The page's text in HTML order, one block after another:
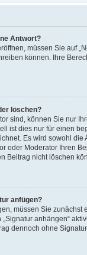
Antwort?
müssen Sie auf
können. Ihre
löschen?
sind, können Sie nur
ist dies nur für einen
Es wird sowohl
oder Moderator Ihren
Beitrag nicht löschen
anfügen?
müssen Sie
anhängen“
dennoch ohne